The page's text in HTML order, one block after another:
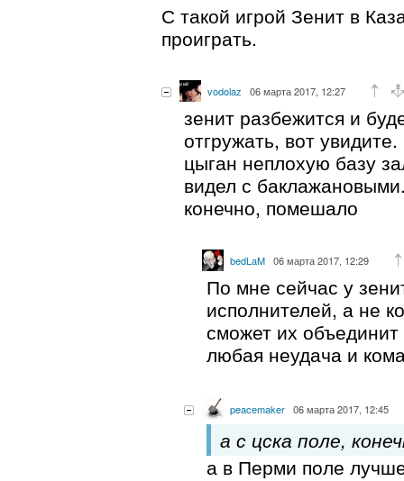
С такой игрой Зенит в
проиграть.
vodolaz 06 марта 2017, 12:27
зенит разбежится и
отгружать, вот увидите.
цыган неплохую базу
видел с
конечно, помешало
bedLaM 06 марта 2017, 12:29
По мне сейчас у
исполнителей, а не
сможет их
любая неудача и
peacemaker 06 марта 2017, 12:45
а с цска поле,
а в Перми поле